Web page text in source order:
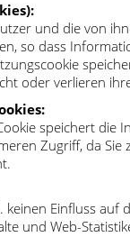
und die von
so dass
oder verlieren
speichert
Zugriff, da
Einfluss
und Web-